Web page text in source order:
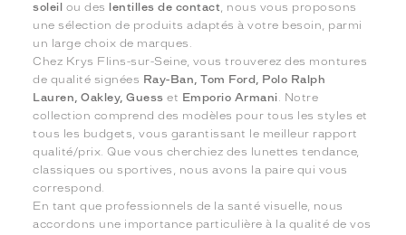
soleil ou des lentilles de contact, nous vous proposons
une sélection de produits adaptés à votre besoin, parmi
un large choix de marques.
Chez Krys Flins-sur-Seine, vous trouverez des montures
de qualité signées Ray-Ban, Tom Ford, Polo Ralph
Lauren, Oakley, Guess et Emporio Armani. Notre
collection comprend des modèles pour tous les styles et
tous les budgets, vous garantissant le meilleur rapport
qualité/prix. Que vous cherchiez des lunettes tendance,
classiques ou sportives, nous avons la paire qui vous
correspond.
En tant que professionnels de la santé visuelle, nous
accordons une importance particulière à la qualité de vos